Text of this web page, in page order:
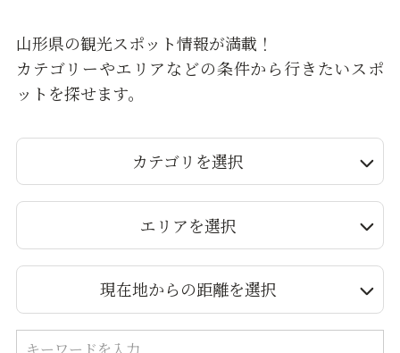
山形県の観光スポット情報が満載！
カテゴリーやエリアなどの条件から行きたいスポ
ットを探せます。
カテゴリを選択
エリアを選択
現在地からの距離を選択